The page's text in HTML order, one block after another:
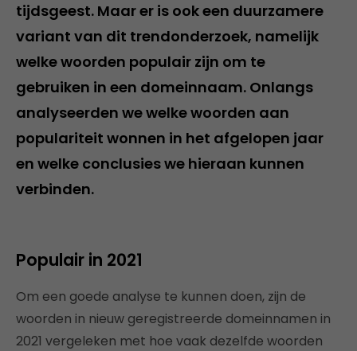
tijdsgeest. Maar er is ook een duurzamere
variant van dit trendonderzoek, namelijk
welke woorden populair zijn om te
gebruiken in een domeinnaam. Onlangs
analyseerden we welke woorden aan
populariteit wonnen in het afgelopen jaar
en welke conclusies we hieraan kunnen
verbinden.
Populair in 2021
Om een goede analyse te kunnen doen, zijn de
woorden in nieuw geregistreerde domeinnamen in
2021 vergeleken met hoe vaak dezelfde woorden